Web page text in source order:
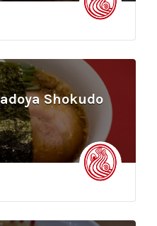
Shokudo